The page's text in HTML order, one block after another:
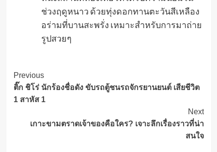
ช่วงฤดูหนาว ด้วยทุ่งดอกทานตะวันสีเหลือง
อร่ามที่บานสะพรั่ง เหมาะสำหรับการมาถ่าย
รูปสวยๆ
Post
Navigation
Previous
ติ๊ก ชิโร่ นักร้องชื่อดัง ขับรถตู้ชนรถจักรยานยนต์ เสียชีวิต
1 สาหัส 1
Next
เกาะขามตราดเจ้าของคือใคร? เจาะลึกเรื่องราวที่น่า
สนใจ